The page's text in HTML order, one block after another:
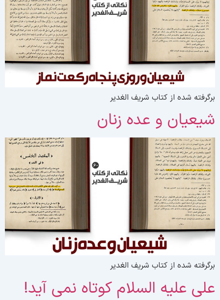
شده از کتاب شریف الغدیر
و عده زنان
شده از کتاب شریف الغدیر
علیه السلام کوتاه نمی آید!